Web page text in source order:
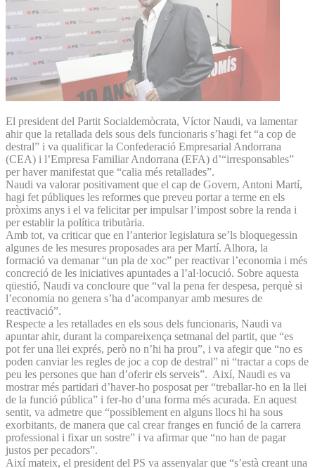
El president del Partit Socialdemòcrata, Víctor Naudi, va lamentar
ahir que la retallada dels sous dels funcionaris s’hagi fet “a cop de
destral” i va qualificar la Confederació Empresarial Andorrana
(CEA) i l’Empresa Familiar Andorrana (EFA) d’“irresponsables”
per haver manifestat que “calia més retallades”.
Naudi va valorar positivament que el cap de Govern, Antoni Martí,
hagi fet públiques les reformes que preveu portar a terme en els
pròxims anys i el va felicitar per impulsar l’impost sobre la renda i
per establir la política tributària.
Amb tot, va criticar que en l’anterior legislatura se’ls bloquegessin
algunes de les mesures proposades ara per Martí. Alhora, la
formació va demanar “un pla de xoc” per reactivar l’economia i més
concreció de les iniciatives apuntades a l’al·locució. Sobre aquesta
qüestió, Naudi va concloure que “val la pena fer despesa, perquè si
l’economia no genera s’ha d’acompanyar amb mesures de
reactivació”.
Respecte a les retallades en els sous dels funcionaris, Naudi va
apuntar ahir, durant la compareixença setmanal del partit, que “es
pot fer una llei exprés, però no n’hi ha prou”, i va afegir que “no es
poden canviar les regles de joc a cop de destral” ni “tractar a cops de
peu les persones que han d’oferir els serveis”. Així, Naudi es va
mostrar més partidari d’haver-ho posposat per “treballar-ho en la llei
de la funció pública” i fer-ho d’una forma més acurada. En aquest
sentit, va admetre que “possiblement en alguns llocs hi ha sous
exorbitants, de manera que cal crear franges en funció de la carrera
professional i fixar un sostre” i va afirmar que “no han de pagar
justos per pecadors”.
Així mateix, el president del PS va assenyalar que “s’està creant una